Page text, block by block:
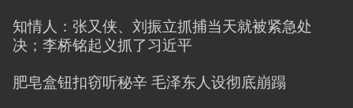
知情人：张又侠、刘振立抓捕当天就被紧急处
决；李桥铭起义抓了习近平
肥皂盒钮扣窃听秘辛 毛泽东人设彻底崩蹋